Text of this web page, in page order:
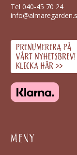
Tel040-45 70 24
MENY